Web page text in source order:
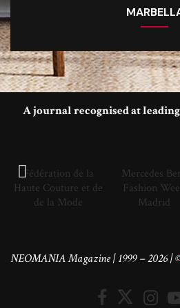
A journal recognised at
Fédération de la
Haute Couture et de
de la Mode
Mercedes
Fashion
Madrid
NEOMANIA Magazine | 1999 – 2026 |